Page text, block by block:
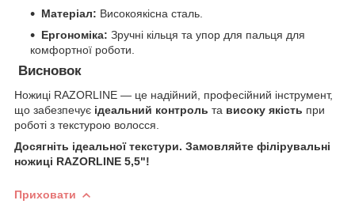
Матеріал: Високоякісна сталь.
Ергономіка: Зручні кільця та упор для пальця для
комфортної роботи.
Висновок
​Ножиці RAZORLINE — це надійний, професійний інструмент,
що забезпечує ідеальний контроль та високу якість при
роботі з текстурою волосся.
Досягніть ідеальної текстури. Замовляйте філірувальні
ножиці RAZORLINE 5,5"!
Приховати